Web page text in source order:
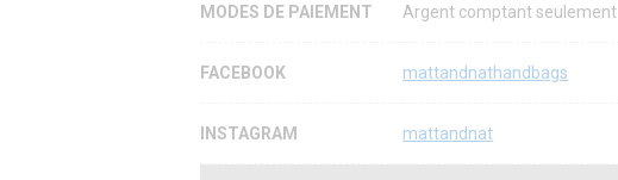
MODES DE PAIEMENT Argent comptant seulement
FACEBOOK mattandnathandbags
INSTAGRAM mattandnat